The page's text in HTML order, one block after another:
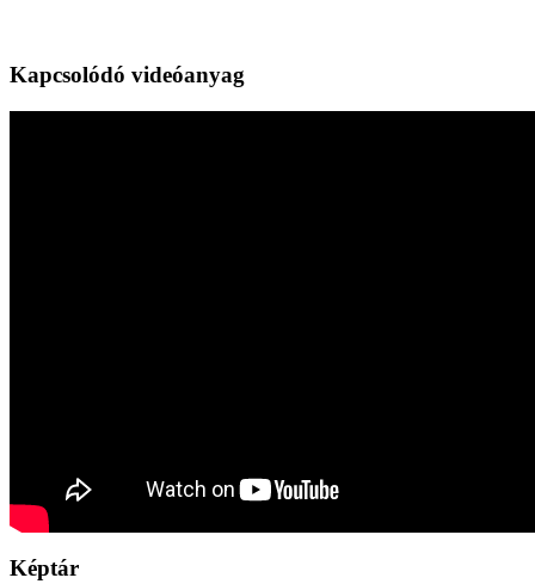
Kapcsolódó videóanyag
Képtár